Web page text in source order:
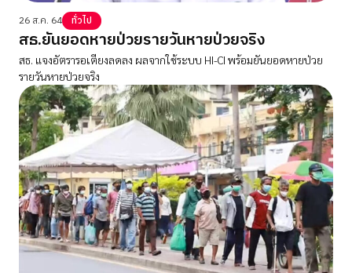
26 ส.ค. 64 ทั่วไป
สธ.ยันยอดหายป่วยรายวันหายป่วยจริง
สธ. แจงอัตรารอเตียงลดลง ผลจากใช้ระบบ HI-CI พร้อมยันยอดหายป่วย
รายวันหายป่วยจริง